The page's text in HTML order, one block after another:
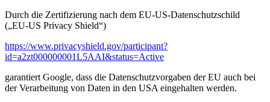
Durch die Zertifizierung nach dem EU-US-Datenschutzschild
(„EU-US Privacy Shield“)
https://www.privacyshield.gov/participant?
id=a2zt000000001L5AAI&status=Active
garantiert Google, dass die Datenschutzvorgaben der EU auch bei
der Verarbeitung von Daten in den USA eingehalten werden.